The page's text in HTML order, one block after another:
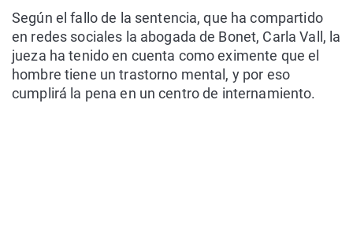
Según el fallo de la sentencia, que ha compartido
en redes sociales la abogada de Bonet, Carla Vall, la
jueza ha tenido en cuenta como eximente que el
hombre tiene un trastorno mental, y por eso
cumplirá la pena en un centro de internamiento.